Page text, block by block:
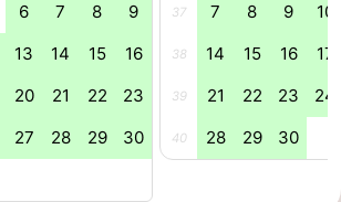
6 7 8 9
13 14 15 16
20 21 22 23
27 28 29 30
37 7 8 9 10
38 14 15 16 17
39 21 22 23 24
40 28 29 30